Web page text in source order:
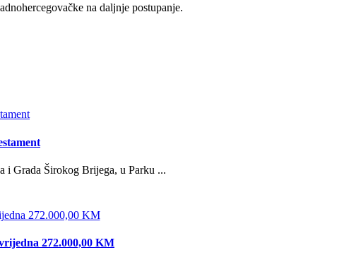
na daljnje postupanje.
i Grada Širokog Brijega, u Parku ...
272.000,00 KM